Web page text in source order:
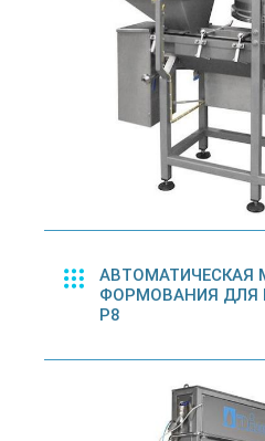
АВТОМАТИЧЕСКАЯ
ФОРМОВАНИЯ ДЛЯ
P8